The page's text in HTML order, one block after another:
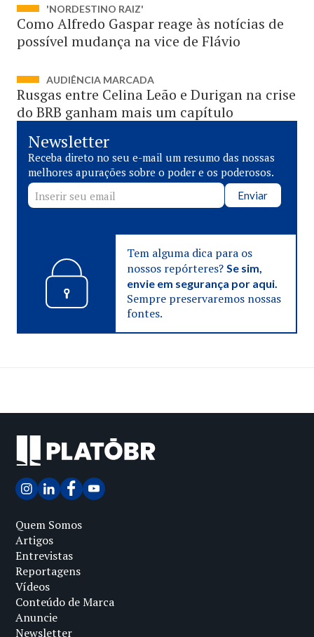
'NORDESTINO RAIZ'
Como Alfredo Gaspar reage às notícias de
possível mudança na vice de Flávio
AUDIÊNCIA MARCADA
Rusgas entre Celina Leão e Durigan na crise
do BRB ganham mais um capítulo
Newsletter
Receba direto no seu e-mail um resumo das nossas
melhores apurações sobre o poder e os poderosos.
Enviar
Tem alguma dica para os
nossos repórteres? Se sim,
envie em segurança por aqui.
Sempre preservaremos nossas
fontes.
Quem Somos
Artigos
Entrevistas
Reportagens
Vídeos
Conteúdo de Marca
Anuncie
Newsletter